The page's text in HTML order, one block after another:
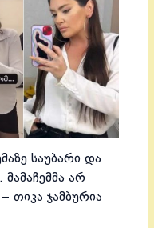
საუბარი და
არ
თიკა ჯამბურია